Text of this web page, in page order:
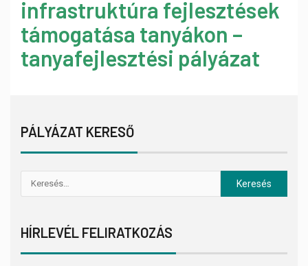
infrastruktúra fejlesztések
támogatása tanyákon –
tanyafejlesztési pályázat
PÁLYÁZAT KERESŐ
HÍRLEVÉL FELIRATKOZÁS